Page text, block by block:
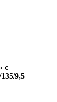
с
9,5